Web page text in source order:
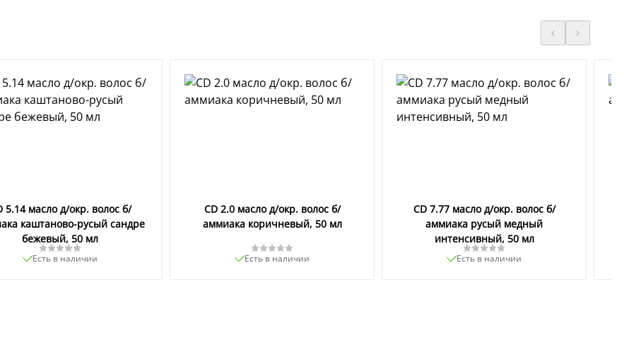
5.14 масло д/окр. волос б/
каштаново-русый сандре
бежевый, 50 мл
Есть в наличии
CD 2.0 масло д/окр. волос б/
аммиака коричневый, 50 мл
Есть в наличии
CD 7.77 масло д/окр. волос б/
аммиака русый медный
интенсивный, 50 мл
Есть в наличии